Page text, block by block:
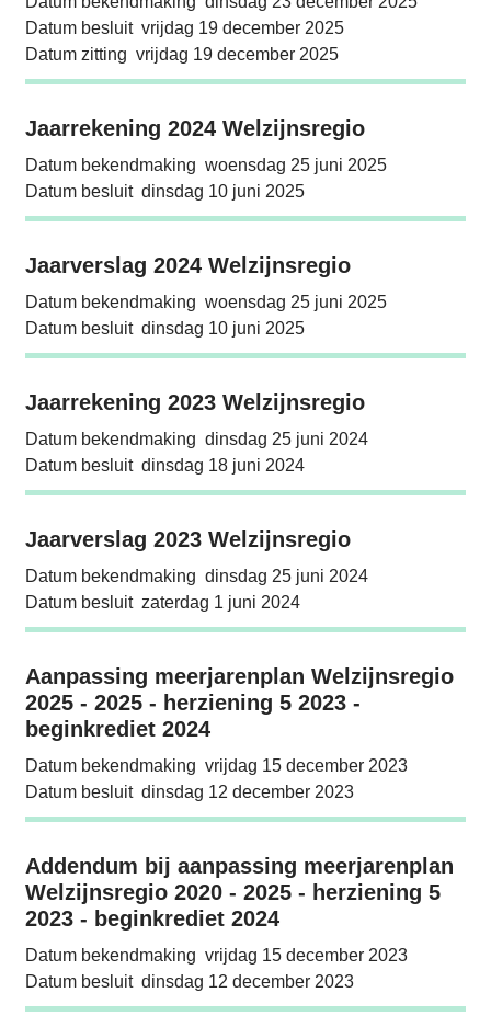
Datum besluit vrijdag 19 december 2025
Datum zitting vrijdag 19 december 2025
Jaarrekening 2024 Welzijnsregio
Jaarrekening 2024 Welzijnsregio
Datum bekendmaking woensdag 25 juni 2025
Datum besluit dinsdag 10 juni 2025
Jaarverslag 2024 Welzijnsregio
Jaarverslag 2024 Welzijnsregio
Datum bekendmaking woensdag 25 juni 2025
Datum besluit dinsdag 10 juni 2025
Jaarrekening 2023 Welzijnsregio
Jaarrekening 2023 Welzijnsregio
Datum bekendmaking dinsdag 25 juni 2024
Datum besluit dinsdag 18 juni 2024
Jaarverslag 2023 Welzijnsregio
Jaarverslag 2023 Welzijnsregio
Datum bekendmaking dinsdag 25 juni 2024
Datum besluit zaterdag 1 juni 2024
Aanpassing meerjarenplan Welzijnsregio
Aanpassing meerjarenplan Welzijnsregio
2025 - 2025 - herziening 5 2023 -
beginkrediet 2024
Datum bekendmaking vrijdag 15 december 2023
Datum besluit dinsdag 12 december 2023
Addendum bij aanpassing meerjarenplan
Addendum bij aanpassing meerjarenplan
Welzijnsregio 2020 - 2025 - herziening 5
2023 - beginkrediet 2024
Datum bekendmaking vrijdag 15 december 2023
Datum besluit dinsdag 12 december 2023